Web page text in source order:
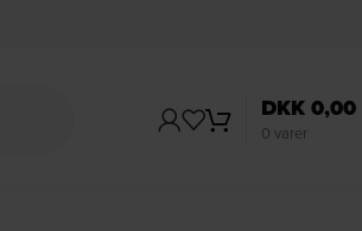
0 varer
DKK0,00